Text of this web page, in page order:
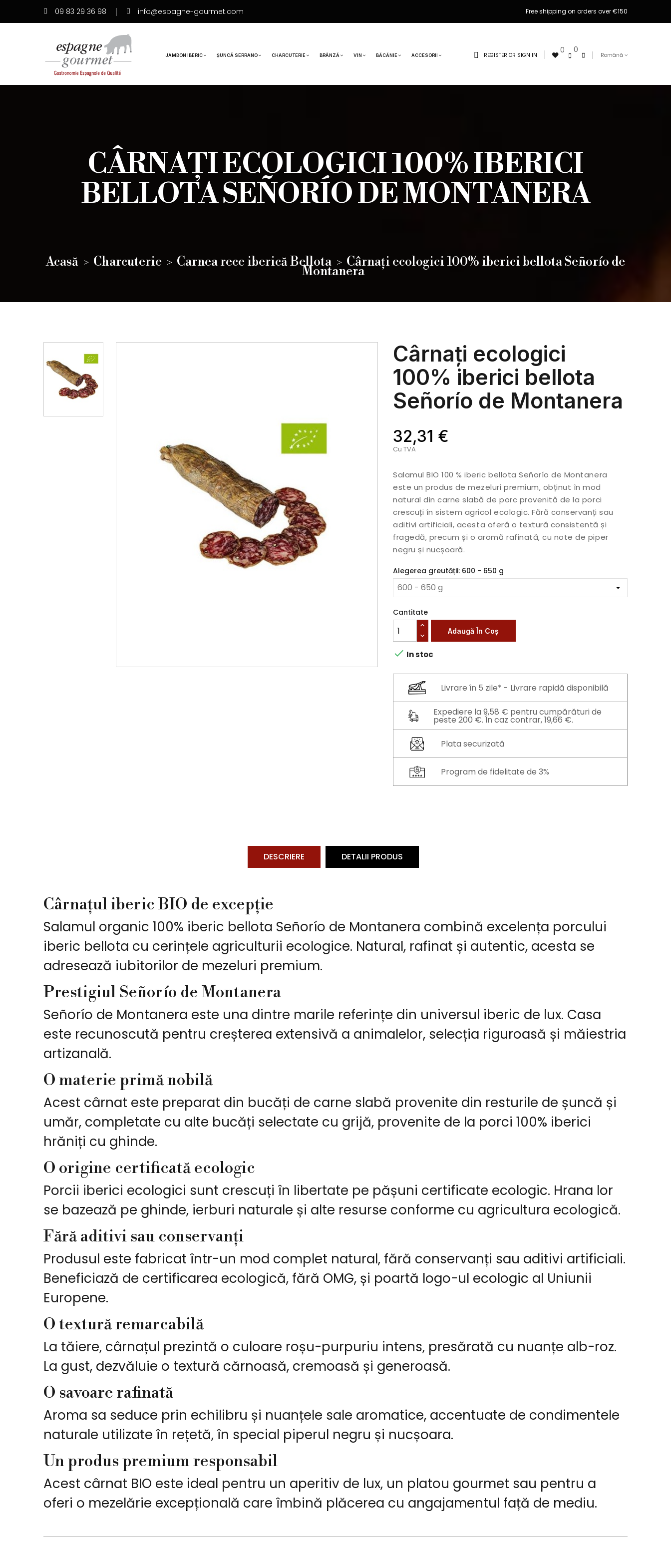
09 83 29 36 98 info@espagne-gourmet.com Free shipping on orders over €150
JAMBON IBERIC ȘUNCĂ SERRANO CHARCUTERIE BRÂNZĂ VIN BĂCĂNIE ACCESORII Română
0
0
REGISTER OR SIGN IN
CÂRNAȚI ECOLOGICI 100% IBERICI
BELLOTA SEÑORÍO DE MONTANERA
Acasă Charcuterie Carnea rece iberică Bellota Cârnați ecologici 100% iberici bellota Señorío de
Montanera
Cârnați ecologici
100% iberici bellota
Señorío de Montanera
32,31 €
Cu TVA
Salamul BIO 100 % iberic bellota Señorío de Montanera
este un produs de mezeluri premium, obținut în mod
natural din carne slabă de porc provenită de la porci
crescuți în sistem agricol ecologic. Fără conservanți sau
aditivi artificiali, acesta oferă o textură consistentă și
fragedă, precum și o aromă rafinată, cu note de piper
negru și nucșoară.
Alegerea greutății: 600 - 650 g
Cantitate
Adaugă În Coș
 In stoc
Livrare în 5 zile* - Livrare rapidă disponibilă
Expediere la 9,58 € pentru cumpărături de
peste 200 €. În caz contrar, 19,66 €.
Plata securizată
Program de fidelitate de 3%
DESCRIERE DETALII PRODUS
Cârnațul iberic BIO de excepție
Salamul organic 100% iberic bellota Señorío de Montanera combină excelența porcului
iberic bellota cu cerințele agriculturii ecologice. Natural, rafinat și autentic, acesta se
adresează iubitorilor de mezeluri premium.
Prestigiul Señorío de Montanera
Señorío de Montanera este una dintre marile referințe din universul iberic de lux. Casa
este recunoscută pentru creșterea extensivă a animalelor, selecția riguroasă și măiestria
artizanală.
O materie primă nobilă
Acest cârnat este preparat din bucăți de carne slabă provenite din resturile de șuncă și
umăr, completate cu alte bucăți selectate cu grijă, provenite de la porci 100% iberici
hrăniți cu ghinde.
O origine certificată ecologic
Porcii iberici ecologici sunt crescuți în libertate pe pășuni certificate ecologic. Hrana lor
se bazează pe ghinde, ierburi naturale și alte resurse conforme cu agricultura ecologică.
Fără aditivi sau conservanți
Produsul este fabricat într-un mod complet natural, fără conservanți sau aditivi artificiali.
Beneficiază de certificarea ecologică, fără OMG, și poartă logo-ul ecologic al Uniunii
Europene.
O textură remarcabilă
La tăiere, cârnațul prezintă o culoare roșu-purpuriu intens, presărată cu nuanțe alb-roz.
La gust, dezvăluie o textură cărnoasă, cremoasă și generoasă.
O savoare rafinată
Aroma sa seduce prin echilibru și nuanțele sale aromatice, accentuate de condimentele
naturale utilizate în rețetă, în special piperul negru și nucșoara.
Un produs premium responsabil
Acest cârnat BIO este ideal pentru un aperitiv de lux, un platou gourmet sau pentru a
oferi o mezelărie excepțională care îmbină plăcerea cu angajamentul față de mediu.